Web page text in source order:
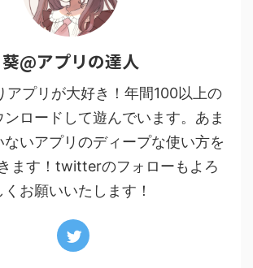
葵@アプリの達人
アプリが大好き！年間100以上の
ロードして遊んでいます。あま
ないアプリのディープな使い方を
ます！twitterのフォローもよろ
くお願いいたします！